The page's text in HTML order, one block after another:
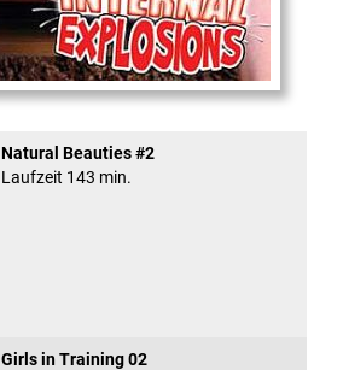
Natural Beauties #2
Laufzeit 143 min.
Girls in Training 02